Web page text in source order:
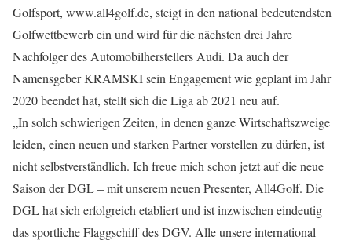
Golfsport, www.all4golf.de, steigt in den national bedeutendsten
Golfwettbewerb ein und wird für die nächsten drei Jahre
Nachfolger des Automobilherstellers Audi. Da auch der
Namensgeber KRAMSKI sein Engagement wie geplant im Jahr
2020 beendet hat, stellt sich die Liga ab 2021 neu auf.
„In solch schwierigen Zeiten, in denen ganze Wirtschaftszweige
leiden, einen neuen und starken Partner vorstellen zu dürfen, ist
nicht selbstverständlich. Ich freue mich schon jetzt auf die neue
Saison der DGL – mit unserem neuen Presenter, All4Golf. Die
DGL hat sich erfolgreich etabliert und ist inzwischen eindeutig
das sportliche Flaggschiff des DGV. Alle unsere international